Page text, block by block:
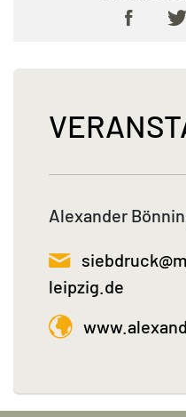
Alexander
leipzig.de